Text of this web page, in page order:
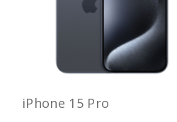
iPhone 15 Pro